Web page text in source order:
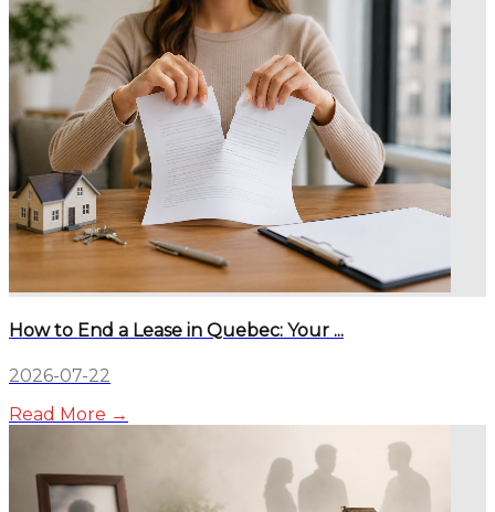
How to End a Lease in Quebec: Your ...
2026-07-22
Read More →